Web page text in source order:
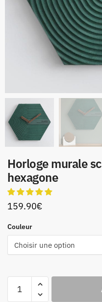
Horloge murale
hexagone
159.90€
Couleur